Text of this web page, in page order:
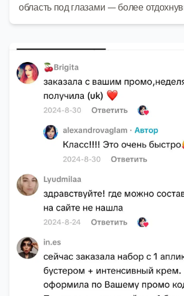
область под глазами — более